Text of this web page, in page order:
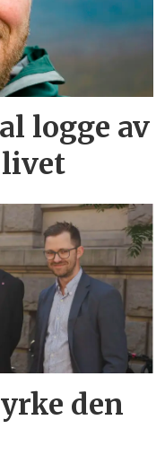
logge av
den